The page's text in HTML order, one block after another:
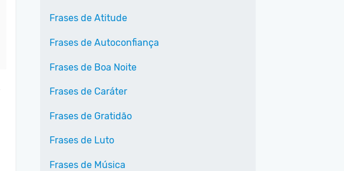
Frases de Atitude
Frases de Autoconfiança
Frases de Boa Noite
Frases de Caráter
Frases de Gratidão
Frases de Luto
Frases de Música